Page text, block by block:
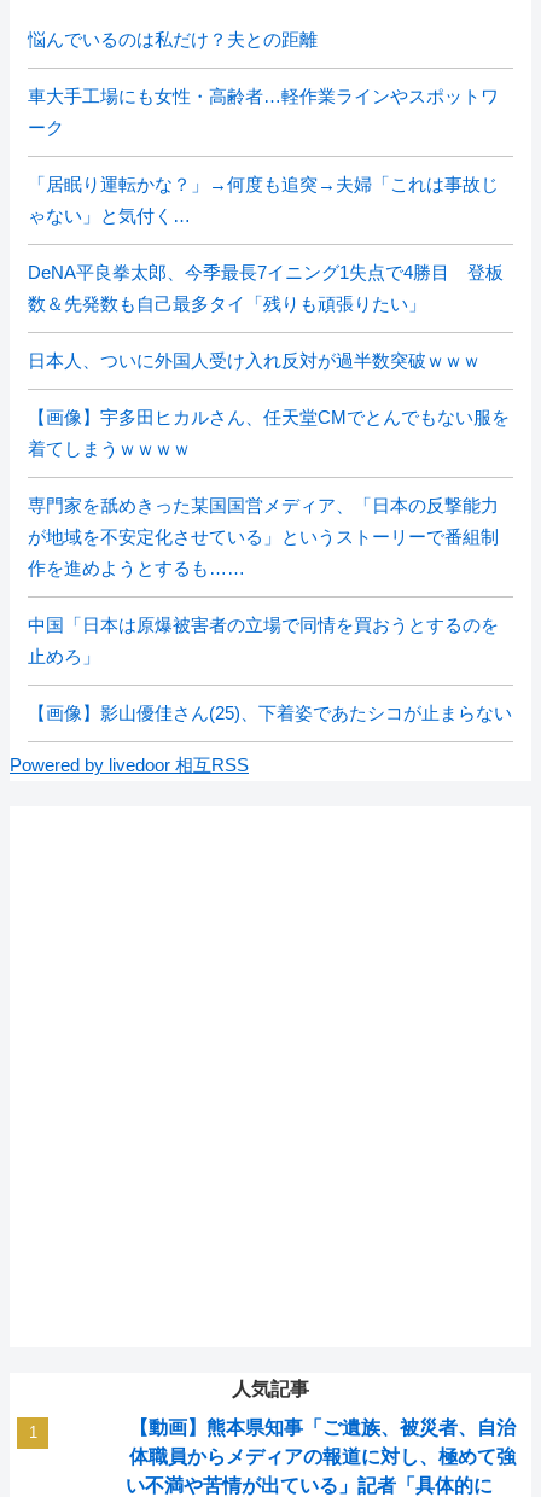
悩んでいるのは私だけ？夫との距離
車大手工場にも女性・高齢者…軽作業ラインやスポットワ
ーク
「居眠り運転かな？」→何度も追突→夫婦「これは事故じ
ゃない」と気付く…
DeNA平良拳太郎、今季最長7イニング1失点で4勝目 登板
数＆先発数も自己最多タイ「残りも頑張りたい」
日本人、ついに外国人受け入れ反対が過半数突破ｗｗｗ
【画像】宇多田ヒカルさん、任天堂CMでとんでもない服を
着てしまうｗｗｗｗ
専門家を舐めきった某国国営メディア、「日本の反撃能力
が地域を不安定化させている」というストーリーで番組制
作を進めようとするも……
中国「日本は原爆被害者の立場で同情を買おうとするのを
止めろ」
【画像】影山優佳さん(25)、下着姿であたシコが止まらない
Powered by livedoor 相互RSS
人気記事
【動画】熊本県知事「ご遺族、被災者、自治
体職員からメディアの報道に対し、極めて強
い不満や苦情が出ている」記者「具体的に